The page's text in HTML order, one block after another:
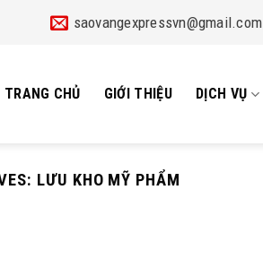
saovangexpressvn@gmail.com
TRANG CHỦ GIỚI THIỆU DỊCH VỤ
LƯU KHO MỸ PHẨM